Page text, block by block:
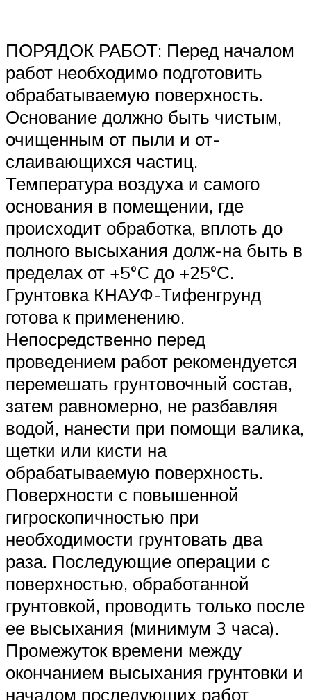
ПОРЯДОК РАБОТ: Перед началом
работ необходимо подготовить
обрабатываемую поверхность.
Основание должно быть чистым,
очищенным от пыли и от-
слаивающихся частиц.
Температура воздуха и самого
основания в помещении, где
происходит обработка, вплоть до
полного высыхания долж-на быть в
пределах от +5°C до +25°С.
Грунтовка КНАУФ-Тифенгрунд
готова к применению.
Непосредственно перед
проведением работ рекомендуется
перемешать грунтовочный состав,
затем равномерно, не разбавляя
водой, нанести при помощи валика,
щетки или кисти на
обрабатываемую поверхность.
Поверхности с повышенной
гигроскопичностью при
необходимости грунтовать два
раза. Последующие операции с
поверхностью, обработанной
грунтовкой, проводить только после
ее высыхания (минимум 3 часа).
Промежуток времени между
окончанием высыхания грунтовки и
началом последующих работ